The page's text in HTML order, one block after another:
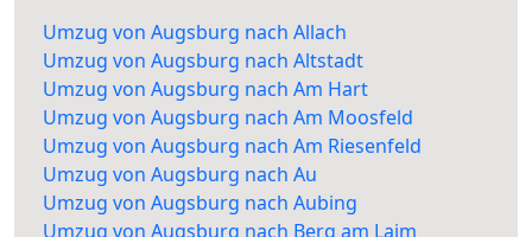
Umzug von Augsburg nach Allach
Umzug von Augsburg nach Altstadt
Umzug von Augsburg nach Am Hart
Umzug von Augsburg nach Am Moosfeld
Umzug von Augsburg nach Am Riesenfeld
Umzug von Augsburg nach Au
Umzug von Augsburg nach Aubing
Umzug von Augsburg nach Berg am Laim